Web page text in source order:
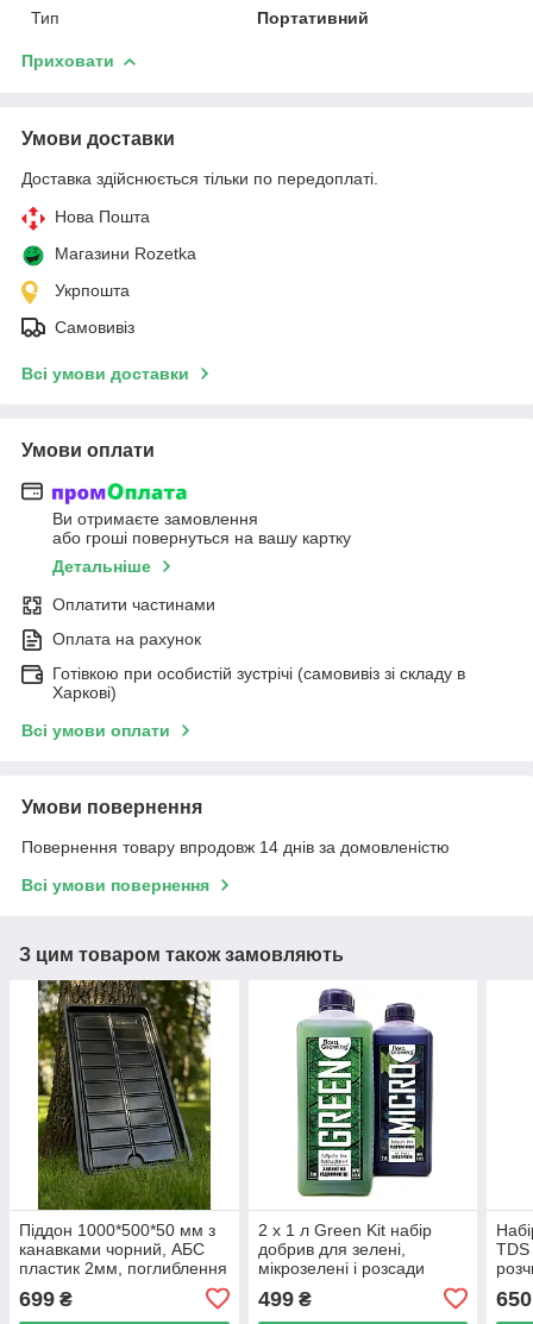
Тип Портативний
Приховати
Умови доставки
Доставка здійснюється тільки по передоплаті.
Нова Пошта
Магазини Rozetka
Укрпошта
Самовивіз
Всі умови доставки
Умови оплати
Ви отримаєте замовлення
або гроші повернуться на вашу картку
Детальніше
Оплатити частинами
Оплата на рахунок
Готівкою при особистій зустрічі (самовивіз зі складу в
Харкові)
Всі умови оплати
Умови повернення
Повернення товару впродовж 14 днів за домовленістю
Всі умови повернення
З цим товаром також замовляють
Піддон 1000*500*50 мм з
канавками чорний, АБС
пластик 2мм, поглиблення
699 ₴
2 х 1 л Green Kit набір
добрив для зелені,
мікрозелені і розсади
499₴
TDS
650